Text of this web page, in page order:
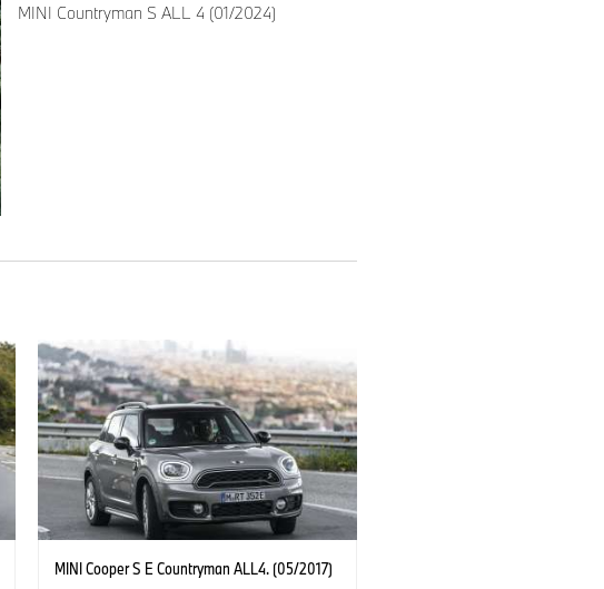
MINI Countryman S ALL 4 (01/2024)
MINI Cooper S E Countryman ALL4. (05/2017)